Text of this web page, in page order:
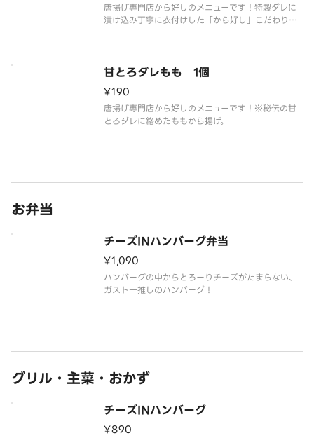
唐揚げ専門店から好しのメニューです！特製ダレに
漬け込み丁寧に衣付けした「から好し」こだわりの
甘とろダレもも 1個
¥190
唐揚げ専門店から好しのメニューです！※秘伝の甘
とろダレに絡めたももから揚げ。
お弁当
チーズINハンバーグ弁当
¥1,090
ハンバーグの中からとろーりチーズがたまらない、
ガスト一推しのハンバーグ！
グリル・主菜・おかず
チーズINハンバーグ
¥890